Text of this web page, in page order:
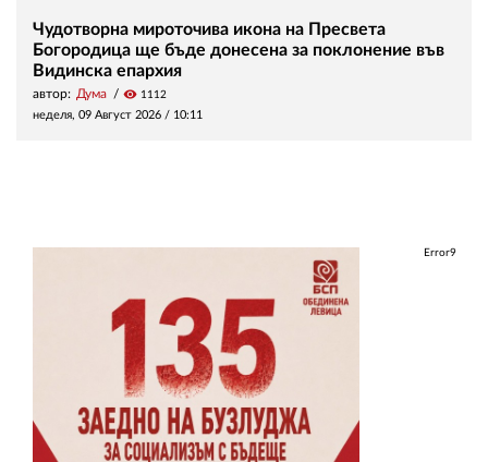
Чудотворна мироточива икона на Пресвета
Богородица ще бъде донесена за поклонение във
Видинска епархия
автор: Дума visibility 1112
неделя, 09 Август 2026 / 10:11
Error9